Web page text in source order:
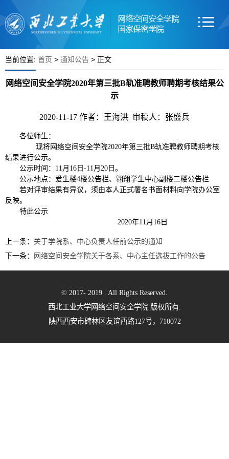
当前位置: 首页 > 通知公告 > 正文
网络空间安全学院2020年第三批B轨准聘教师聘期考核结果公
示
2020-11-17 作者：王海洪 审稿人：张盛兵
各位师生：
现将网络空间安全学院2020年第三批B轨准聘教师聘期考核
结果进行公示。
公示时间：11月16日-11月20日。
公示地点：爱生楼4楼公告栏、翱翔学生中心副楼二楼公告栏
若对评审结果有异议，须由本人正式署名书面材料向学院办公室
反映。
特此公示
2020年11月16日
上一条： 关于学院系、中心负责人任前公示的通知
下一条：
网络空间安全学院关于各系、中心主任选拔工作的公告
© 2017- 2019 . All Rights Reserved.
西北工业大学网络空间安全学院 版权所有.
陕西西安市碑林区友谊西路127号，710072